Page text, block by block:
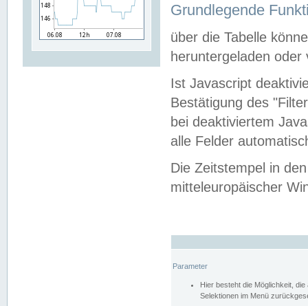
Grundlegende
über die Tabelle
heruntergeladen oder
Ist Javascript
Bestätigung des
bei deaktiviertem
alle Felder
Die Zeitstempel in
mitteleuropäischer
Parameter
Hier besteht die Möglichkeit,
Selektionen im Menü